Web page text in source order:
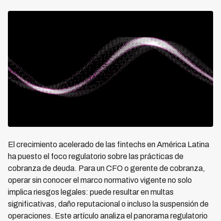
El crecimiento acelerado de las fintechs en América Latina
ha puesto el foco regulatorio sobre las prácticas de
cobranza de deuda. Para un CFO o gerente de cobranza,
operar sin conocer el marco normativo vigente no solo
implica riesgos legales: puede resultar en multas
significativas, daño reputacional o incluso la suspensión de
operaciones. Este artículo analiza el panorama regulatorio